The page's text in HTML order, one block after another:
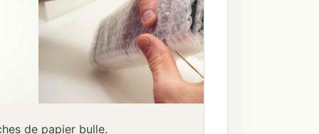
de papier bulle.